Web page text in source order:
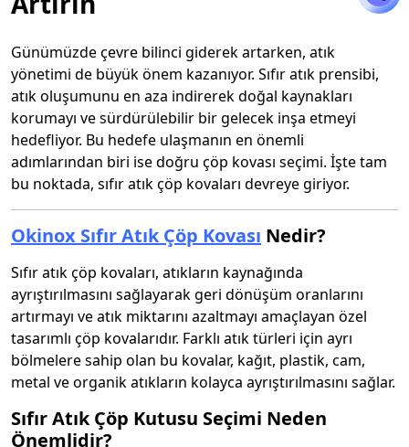
Günümüzde çevre bilinci giderek artarken, atık
yönetimi de büyük önem kazanıyor. Sıfır atık prensibi,
atık oluşumunu en aza indirerek doğal kaynakları
korumayı ve sürdürülebilir bir gelecek inşa etmeyi
hedefliyor. Bu hedefe ulaşmanın en önemli
adımlarından biri ise doğru çöp kovası seçimi. İşte tam
bu noktada, sıfır atık çöp kovaları devreye giriyor.
Okinox Sıfır Atık Çöp Kovası Nedir?
Sıfır atık çöp kovaları, atıkların kaynağında
ayrıştırılmasını sağlayarak geri dönüşüm oranlarını
artırmayı ve atık miktarını azaltmayı amaçlayan özel
tasarımlı çöp kovalarıdır. Farklı atık türleri için ayrı
bölmelere sahip olan bu kovalar, kağıt, plastik, cam,
metal ve organik atıkların kolayca ayrıştırılmasını sağlar.
Sıfır Atık Çöp Kutusu Seçimi Neden
Önemlidir?